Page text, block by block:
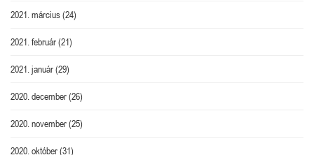
2021. március(24)
2021. február(21)
2021. január(29)
2020. december(26)
2020. november(25)
2020. október(31)